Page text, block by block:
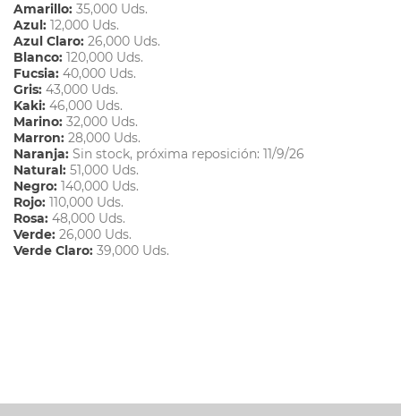
Amarillo: 35,000 Uds.
Azul: 12,000 Uds.
Azul Claro: 26,000 Uds.
Blanco: 120,000 Uds.
Fucsia: 40,000 Uds.
Gris: 43,000 Uds.
Kaki: 46,000 Uds.
Marino: 32,000 Uds.
Marron: 28,000 Uds.
Naranja: Sin stock, próxima reposición: 11/9/26
Natural: 51,000 Uds.
Negro: 140,000 Uds.
Rojo: 110,000 Uds.
Rosa: 48,000 Uds.
Verde: 26,000 Uds.
Verde Claro: 39,000 Uds.